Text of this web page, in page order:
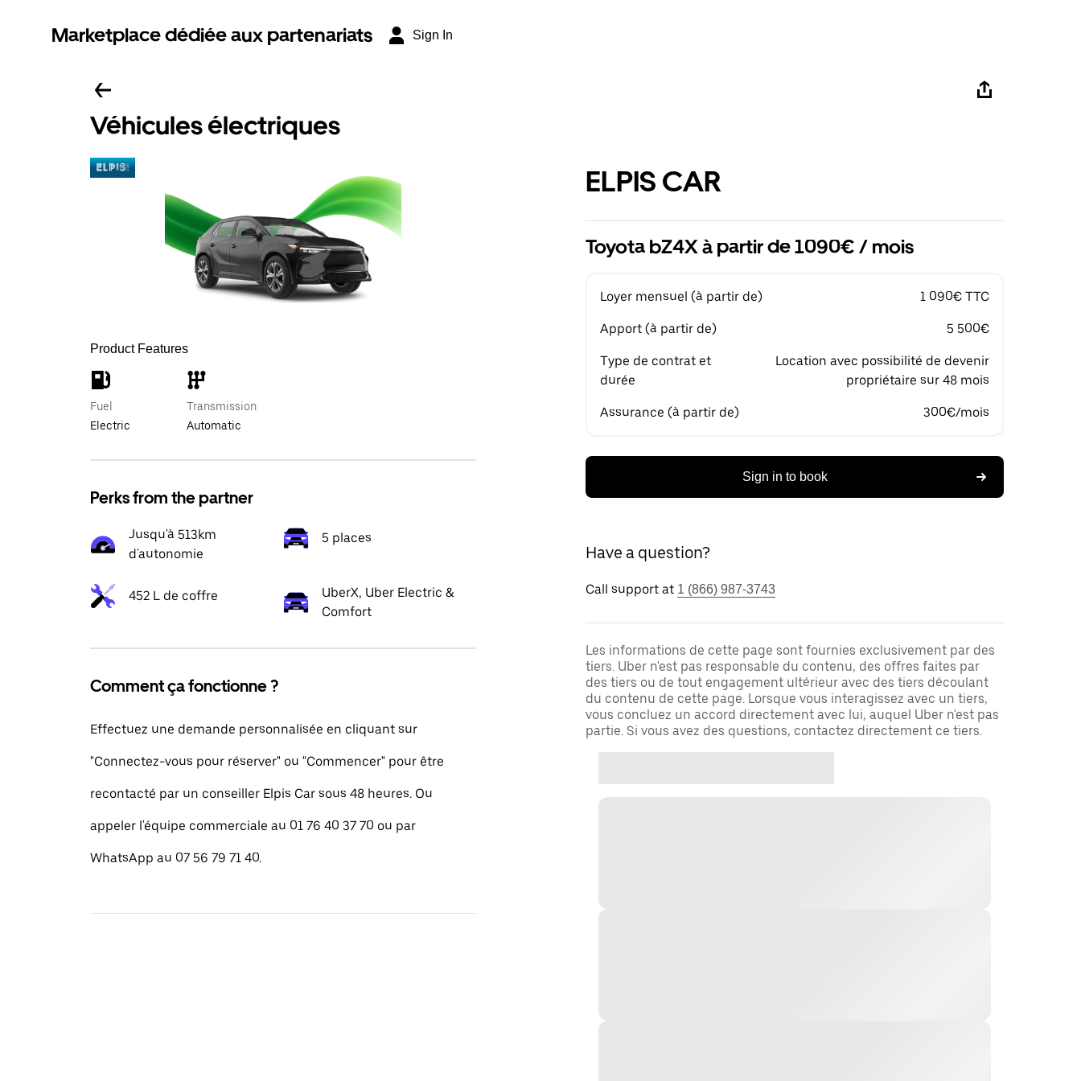
Marketplace dédiée aux partenariats Sign In
Véhicules électriques
Product Features
Fuel
Electric
Transmission
Automatic
Perks from the partner
Jusqu'à 513km
d'autonomie
5 places
452 L de coffre
UberX, Uber Electric &
Comfort
Comment ça fonctionne ?
Effectuez une demande personnalisée en cliquant sur
"Connectez-vous pour réserver" ou "Commencer" pour être
recontacté par un conseiller Elpis Car sous 48 heures. Ou
appeler l'équipe commerciale au 01 76 40 37 70 ou par
WhatsApp au 07 56 79 71 40.
ELPIS CAR
Toyota bZ4X à partir de 1090€ / mois
Loyer mensuel (à partir de) 1 090€ TTC
Apport (à partir de) 5 500€
Type de contrat et
durée
Location avec possibilité de devenir
propriétaire sur 48 mois
Assurance (à partir de) 300€/mois
Sign in to book
Have a question?
Call support at 1 (866) 987-3743
Les informations de cette page sont fournies exclusivement par des
tiers. Uber n'est pas responsable du contenu, des offres faites par
des tiers ou de tout engagement ultérieur avec des tiers découlant
du contenu de cette page. Lorsque vous interagissez avec un tiers,
vous concluez un accord directement avec lui, auquel Uber n'est pas
partie. Si vous avez des questions, contactez directement ce tiers.